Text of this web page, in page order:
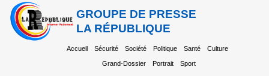
GROUPE DE PRESSE
LA RÉPUBLIQUE
Accueil Sécurité Société Politique Santé Culture
Grand-Dossier Portrait Sport